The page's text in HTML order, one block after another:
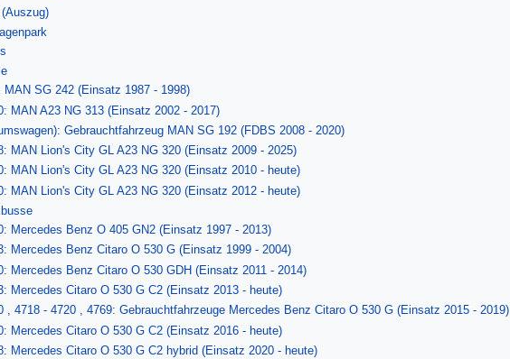
MAN SG 242 (Einsatz 1987 - 1998)
MAN A23 NG 313 (Einsatz 2002 - 2017)
Gebrauchtfahrzeug MAN SG 192 (FDBS 2008 - 2020)
MAN Lion's City GL A23 NG 320 (Einsatz 2009 - 2025)
MAN Lion's City GL A23 NG 320 (Einsatz 2010 - heute)
MAN Lion's City GL A23 NG 320 (Einsatz 2012 - heute)
Mercedes Benz O 405 GN2 (Einsatz 1997 - 2013)
Mercedes Benz Citaro O 530 G (Einsatz 1999 - 2004)
Mercedes Benz Citaro O 530 GDH (Einsatz 2011 - 2014)
Mercedes Citaro O 530 G C2 (Einsatz 2013 - heute)
, 4718 - 4720 , 4769: Gebrauchtfahrzeuge Mercedes Benz Citaro O 530 G (Einsatz 2015 - 2019)
Mercedes Citaro O 530 G C2 (Einsatz 2016 - heute)
Mercedes Citaro O 530 G C2 hybrid (Einsatz 2020 - heute)